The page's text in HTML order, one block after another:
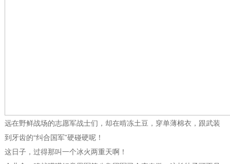
远在野鲜战场的志愿军战士们，却在啃冻土豆，穿单薄棉衣，跟武装
到牙齿的“纠合国军”硬碰硬呢！
这日子，过得那叫一个冰火两重天啊！